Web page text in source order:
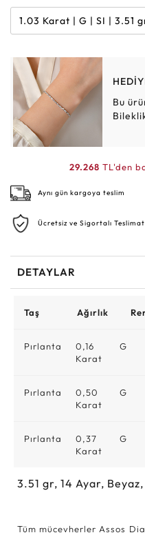
1.03 Karat | G | SI |
Bu
29.268 TL'den
Aynı gün kargoya teslim
Ücretsiz ve Sigortalı Teslimat
DETAYLAR
Taş Ağırlık
Pırlanta
0,16
Karat
G
Pırlanta
0,50
Karat
G
Pırlanta
0,37
Karat
G
3.51 gr, 14 Ayar,
Tüm mücevherler Assos